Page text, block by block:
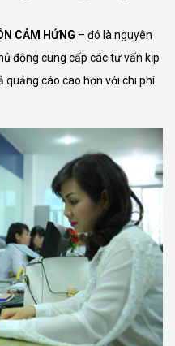
CẢM HỨNG – đó là nguyên
động cung cấp các tư vấn kịp
quảng cáo cao hơn với chi phí